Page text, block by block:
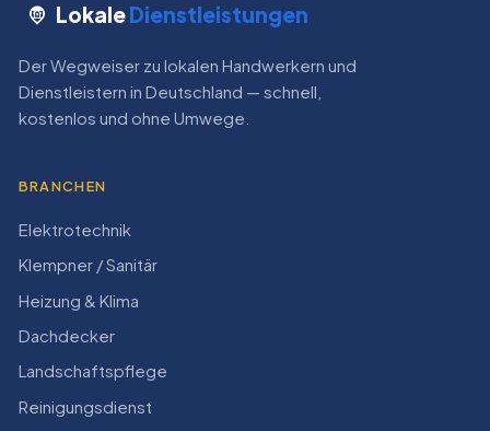
LokaleDienstleistungen
Der Wegweiser zu lokalen Handwerkern und
Dienstleistern in Deutschland — schnell,
kostenlos und ohne Umwege.
BRANCHEN
Elektrotechnik
Klempner / Sanitär
Heizung & Klima
Dachdecker
Landschaftspflege
Reinigungsdienst